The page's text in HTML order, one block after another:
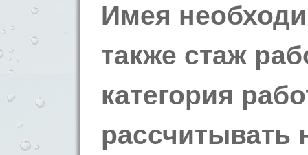
Имея
также стаж
категория
рассчитывать